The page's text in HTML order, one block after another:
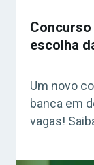
escolha
Um novo
banca em
vagas!